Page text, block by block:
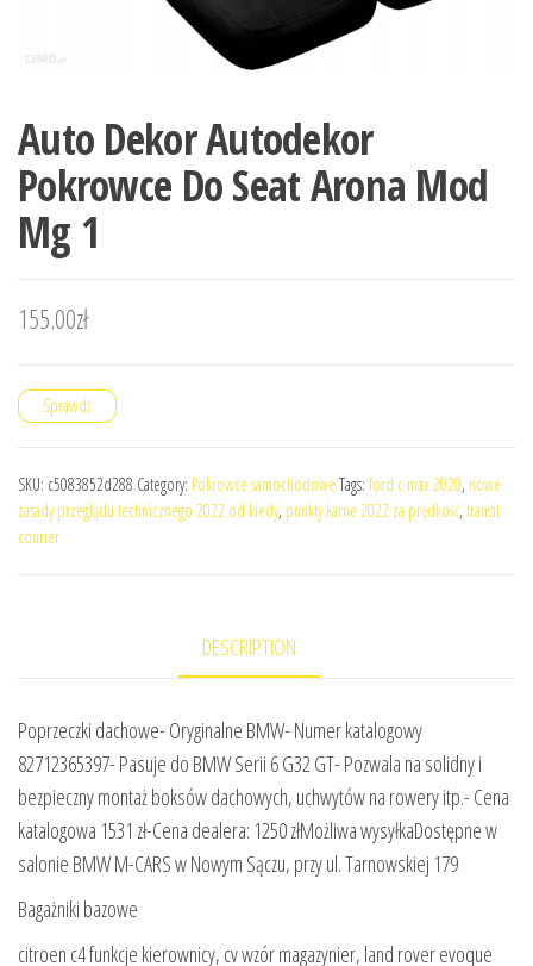
Auto Dekor Autodekor
Pokrowce Do Seat Arona Mod
Mg 1
155.00zł
Sprawdź
SKU: c5083852d288 Category: Pokrowce samochodowe Tags: ford c max 2020, nowe
zasady przeglądu technicznego 2022 od kiedy, punkty karne 2022 za prędkość, transit
courier
DESCRIPTION
Poprzeczki dachowe- Oryginalne BMW- Numer katalogowy
82712365397- Pasuje do BMW Serii 6 G32 GT- Pozwala na solidny i
bezpieczny montaż boksów dachowych, uchwytów na rowery itp.- Cena
katalogowa 1531 zł-Cena dealera: 1250 złMożliwa wysyłkaDostępne w
salonie BMW M-CARS w Nowym Sączu, przy ul. Tarnowskiej 179
Bagażniki bazowe
citroen c4 funkcje kierownicy, cv wzór magazynier, land rover evoque